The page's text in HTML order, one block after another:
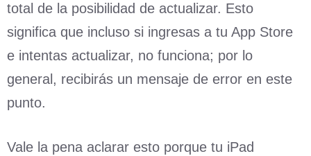
total de la posibilidad de actualizar. Esto
significa que incluso si ingresas a tu App Store
e intentas actualizar, no funciona; por lo
general, recibirás un mensaje de error en este
punto.
Vale la pena aclarar esto porque tu iPad